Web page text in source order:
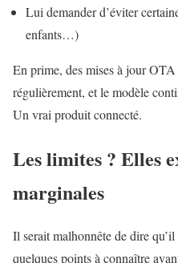
Lui demander d’éviter
enfants…)
En prime, des mises à jour
régulièrement, et le modèle
Un vrai produit connecté.
Les limites ? Elles
marginales
Il serait malhonnête de dire
quelques points à connaître